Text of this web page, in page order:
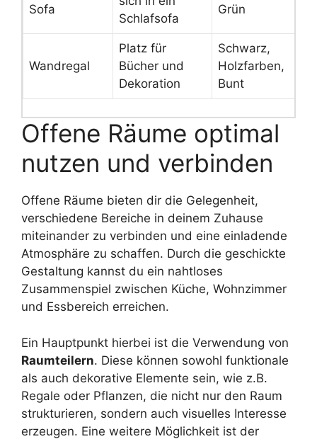
Sofa
Schlafsofa
Grün
Wandregal
Platz für
Bücher und
Dekoration
Schwarz,
Holzfarben,
Bunt
Offene Räume optimal
nutzen und verbinden
Offene Räume bieten dir die Gelegenheit,
verschiedene Bereiche in deinem Zuhause
miteinander zu verbinden und eine einladende
Atmosphäre zu schaffen. Durch die geschickte
Gestaltung kannst du ein nahtloses
Zusammenspiel zwischen Küche, Wohnzimmer
und Essbereich erreichen.
Ein Hauptpunkt hierbei ist die Verwendung von
Raumteilern. Diese können sowohl funktionale
als auch dekorative Elemente sein, wie z.B.
Regale oder Pflanzen, die nicht nur den Raum
strukturieren, sondern auch visuelles Interesse
erzeugen. Eine weitere Möglichkeit ist der